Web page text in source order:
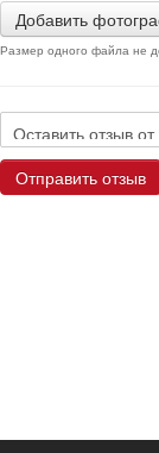
Добавить
Размер одного файла не
Отправить отзыв